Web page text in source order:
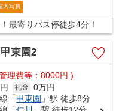
内写真
最寄りバス停徒歩4分！
東園2
理費等：8000円 )
礼金 0万円
「甲東園 」駅 徒歩8分